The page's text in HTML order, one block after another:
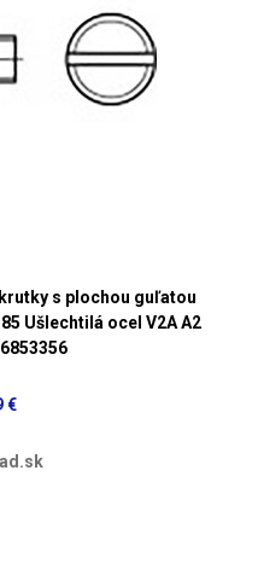
s plochou guľatou
Ušlechtilá ocel V2A A2
€